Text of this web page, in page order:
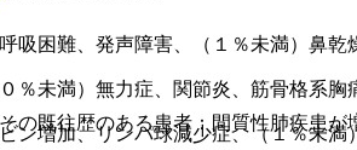
既往歴のある患者：間質性肺疾患が
困難、発声障害、（１％未満）鼻乾
未満）無力症、関節炎、筋骨格系胸
ン増加、リンパ球減少症、（１％未満